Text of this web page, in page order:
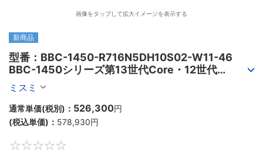
画像をタップして拡大イメージを表示する
新商品
型番：BBC-1450-R716N5DH10S02-W11-46
BBC-1450シリーズ第13世代Core・12世代
Celeron対応小型フロアマウント4PCIe
ミスミ
通常単価(税別)： 526,300円
(税込単価)： 578,930円